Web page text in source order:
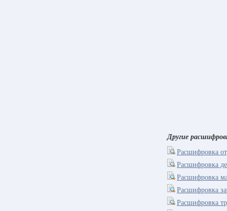
Другие
Расшифровка
Расшифровка
Расшифровка
Расшифровка
Расшифровка